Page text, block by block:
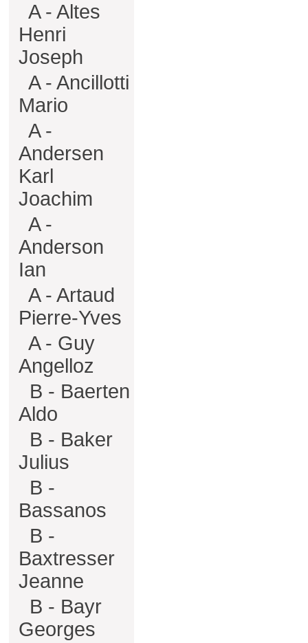
A - Altes
Henri
Joseph
A - Ancillotti
Mario
A -
Andersen
Karl
Joachim
A -
Anderson
Ian
A - Artaud
Pierre-Yves
A - Guy
Angelloz
B - Baerten
Aldo
B - Baker
Julius
B -
Bassanos
B -
Baxtresser
Jeanne
B - Bayr
Georges